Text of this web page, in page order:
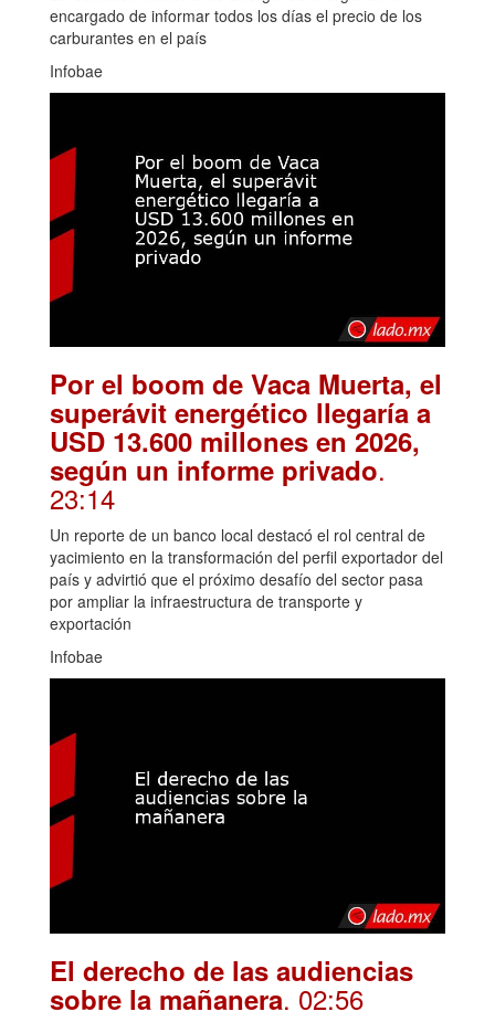
encargado de informar todos los días el precio de los
carburantes en el país
Infobae
Por el boom de Vaca Muerta, el
superávit energético llegaría a
USD 13.600 millones en 2026,
según un informe privado.
23:14
Un reporte de un banco local destacó el rol central de
yacimiento en la transformación del perfil exportador del
país y advirtió que el próximo desafío del sector pasa
por ampliar la infraestructura de transporte y
exportación
Infobae
El derecho de las audiencias
sobre la mañanera. 02:56